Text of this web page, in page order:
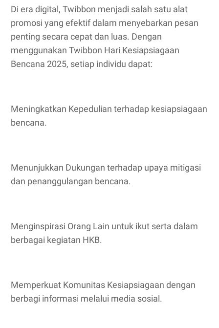
Di era digital, Twibbon menjadi salah satu alat
promosi yang efektif dalam menyebarkan pesan
penting secara cepat dan luas. Dengan
menggunakan Twibbon Hari Kesiapsiagaan
Bencana 2025, setiap individu dapat:
Meningkatkan Kepedulian terhadap kesiapsiagaan
bencana.
Menunjukkan Dukungan terhadap upaya mitigasi
dan penanggulangan bencana.
Menginspirasi Orang Lain untuk ikut serta dalam
berbagai kegiatan HKB.
Memperkuat Komunitas Kesiapsiagaan dengan
berbagi informasi melalui media sosial.